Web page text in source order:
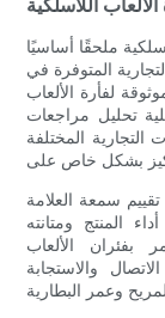
ملحقًا أساسيًا
المتوفرة في
لفأرة الألعاب
تحليل مراجعات
المختلفة
سمعة العلامة
المنتج ومتانته
بفئران الألعاب
والاستجابة